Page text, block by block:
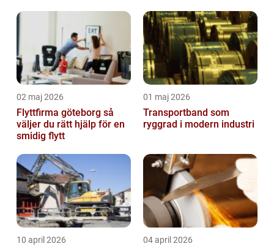
02 maj 2026
Flyttfirma göteborg så
väljer du rätt hjälp för en
smidig flytt
01 maj 2026
Transportband som
ryggrad i modern industri
10 april 2026 04 april 2026